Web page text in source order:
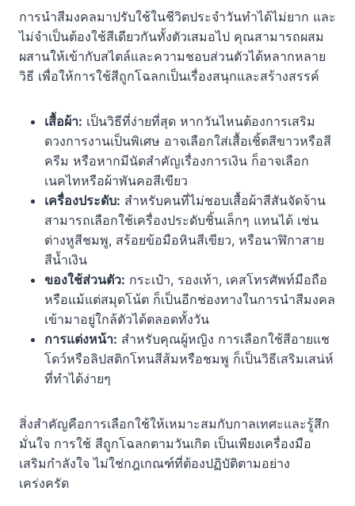
การนำสีมงคลมาปรับใช้ในชีวิตประจำวันทำได้ไม่ยาก และ
ไม่จำเป็นต้องใช้สีเดียวกันทั้งตัวเสมอไป คุณสามารถผสม
ผสานให้เข้ากับสไตล์และความชอบส่วนตัวได้หลากหลาย
วิธี เพื่อให้การใช้สีถูกโฉลกเป็นเรื่องสนุกและสร้างสรรค์
เสื้อผ้า: เป็นวิธีที่ง่ายที่สุด หากวันไหนต้องการเสริม
ดวงการงานเป็นพิเศษ อาจเลือกใส่เสื้อเชิ้ตสีขาวหรือสี
ครีม หรือหากมีนัดสำคัญเรื่องการเงิน ก็อาจเลือก
เนคไทหรือผ้าพันคอสีเขียว
เครื่องประดับ: สำหรับคนที่ไม่ชอบเสื้อผ้าสีสันจัดจ้าน
สามารถเลือกใช้เครื่องประดับชิ้นเล็กๆ แทนได้ เช่น
ต่างหูสีชมพู, สร้อยข้อมือหินสีเขียว, หรือนาฬิกาสาย
สีน้ำเงิน
ของใช้ส่วนตัว: กระเป๋า, รองเท้า, เคสโทรศัพท์มือถือ
หรือแม้แต่สมุดโน้ต ก็เป็นอีกช่องทางในการนำสีมงคล
เข้ามาอยู่ใกล้ตัวได้ตลอดทั้งวัน
การแต่งหน้า: สำหรับคุณผู้หญิง การเลือกใช้สีอายแช
โดว์หรือลิปสติกโทนสีส้มหรือชมพู ก็เป็นวิธีเสริมเสน่ห์
ที่ทำได้ง่ายๆ
สิ่งสำคัญคือการเลือกใช้ให้เหมาะสมกับกาลเทศะและรู้สึก
มั่นใจ การใช้ สีถูกโฉลกตามวันเกิด เป็นเพียงเครื่องมือ
เสริมกำลังใจ ไม่ใช่กฎเกณฑ์ที่ต้องปฏิบัติตามอย่าง
เคร่งครัด